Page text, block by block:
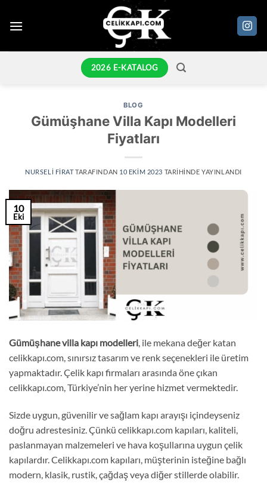
atla
2026 E-KATALOG
BLOG
Gümüşhane Villa Kapı Modelleri
Fiyatları
NURSELI FIRATTARAFINDAN 10 EKIM 2023 TARIHINDE YAYINLANDI
10
Eki
Gümüşhanevilla kapı modelleri, ile mekana değer katan
celikkapı.com, sınırsız tasarım ve renk seçenekleri ile üretim
yapmaktadır. Çelik kapı firmaları arasında öne çıkan
celikkapı.com, Türkiye’nin her yerine hizmet vermektedir.
Sizde uygun, güvenilir ve sağlam kapı arayışı içindeyseniz
doğru adrestesiniz. Çünkü celikkapı.com kapıları, kaliteli,
paslanmayan malzemeleri ve hava koşullarına uygun çelik
kapılardır. Celikkapı.com kapıları, müşterinin isteğine bağlı
modern, klasik, rustik, çağdaş veya diğer stillerde olabilir.